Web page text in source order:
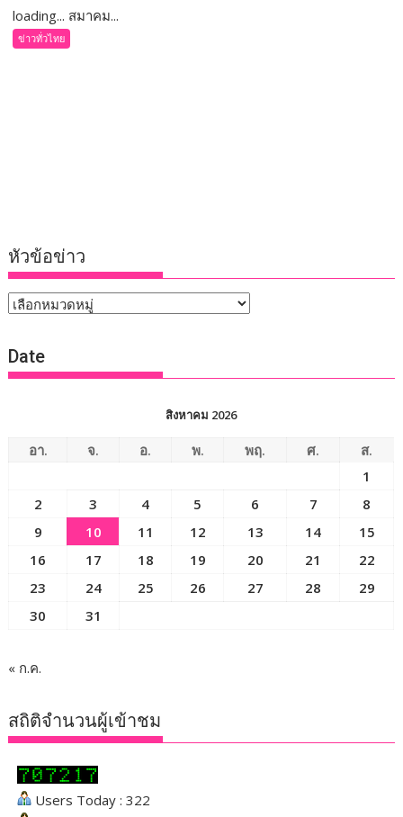
loading... สมาคม...
ข่าวทั่วไทย
หัวข้อข่าว
หัวข้อ
Date
สิงหาคม 2026
อา. จ. อ. พ. พฤ. ศ.
ส.
1
2
3 4 5 6 7
8
9
10 11 12 13 14
15
16
17 18 19 20 21
22
23
24 25 26 27 28
29
30
31
« ก.ค.
สถิติจำนวนผู้เข้าชม
Users Today : 322